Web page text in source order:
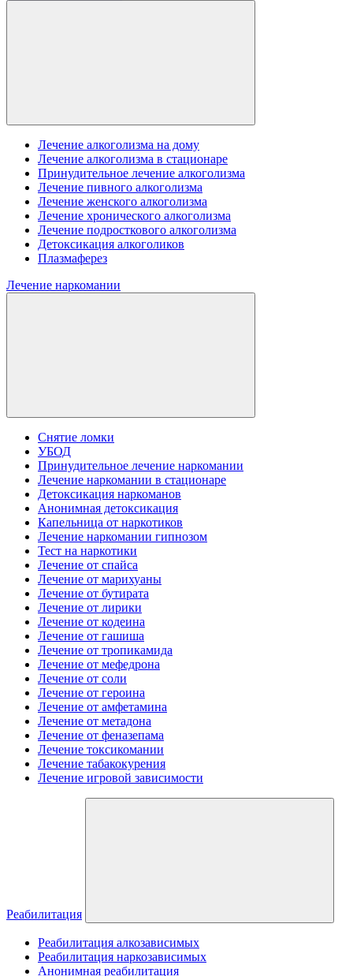
Лечение алкоголизма на дому
Лечение алкоголизма в стационаре
Принудительное лечение алкоголизма
Лечение пивного алкоголизма
Лечение женского алкоголизма
Лечение хронического алкоголизма
Лечение подросткового алкоголизма
Детоксикация алкоголиков
Плазмаферез
Лечение наркомании
Снятие ломки
УБОД
Принудительное лечение наркомании
Лечение наркомании в стационаре
Детоксикация наркоманов
Анонимная детоксикация
Капельница от наркотиков
Лечение наркомании гипнозом
Тест на наркотики
Лечение от спайса
Лечение от марихуаны
Лечение от бутирата
Лечение от лирики
Лечение от кодеина
Лечение от гашиша
Лечение от тропикамида
Лечение от мефедрона
Лечение от соли
Лечение от героина
Лечение от амфетамина
Лечение от метадона
Лечение от феназепама
Лечение токсикомании
Лечение табакокурения
Лечение игровой зависимости
Реабилитация
Реабилитация алкозависимых
Реабилитация наркозависимых
Анонимная реабилитация